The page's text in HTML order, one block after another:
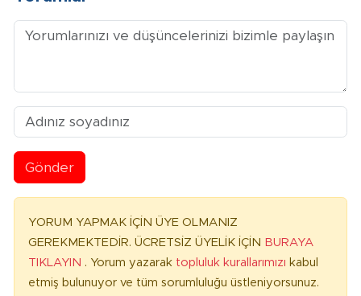
Gönder
YORUM YAPMAK İÇİN ÜYE OLMANIZ
GEREKMEKTEDİR. ÜCRETSİZ ÜYELİK İÇİN BURAYA
TIKLAYIN . Yorum yazarak topluluk kurallarımızı kabul
etmiş bulunuyor ve tüm sorumluluğu üstleniyorsunuz.